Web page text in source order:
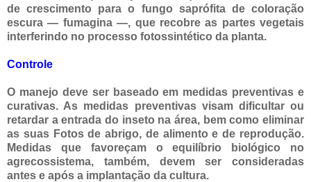
de crescimento para o fungo saprófita de coloração
escura — fumagina —, que recobre as partes vegetais
interferindo no processo fotossintético da planta.
Controle
O manejo deve ser baseado em medidas preventivas e
curativas. As medidas preventivas visam dificultar ou
retardar a entrada do inseto na área, bem como eliminar
as suas Fotos de abrigo, de alimento e de reprodução.
Medidas que favoreçam o equilíbrio biológico no
agrecossistema, também, devem ser consideradas
antes e após a implantação da cultura.